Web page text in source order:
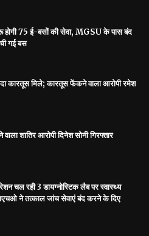
होगी 75 ई-बसों की सेवा, MGSU के पास बंद
गई बस
कारतूस मिले; कारतूस फेंकने वाला आरोपी रमेश
शातिर आरोपी दिनेश सोनी गिरफ्तार
चल रही 3 डायग्नोस्टिक लैब पर स्वास्थ्य
ने तत्काल जांच सेवाएं बंद करने के दिए